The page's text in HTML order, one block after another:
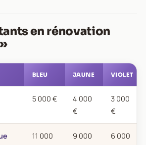
en rénovation
BLEU JAUNE VIOLET
5 000 €
4 000
€
3 000
€
11 000
9 000
6 000